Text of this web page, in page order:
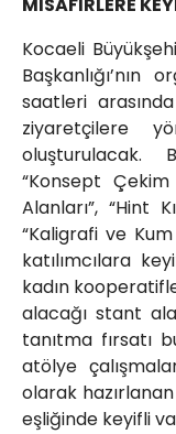
MİSAFİRLERE
Kocaeli
Başkanlığı’nın
saatleri
ziyaretçilere
oluşturulacak.
“Konsept
Alanları”, “Hint
“Kaligrafi ve
katılımcılara
kadın
alacağı stant
tanıtma fırsatı
atölye
olarak
eşliğinde keyifli